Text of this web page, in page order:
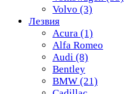
Volvo (3)
Лезвия
Acura (1)
Alfa Romeo
Audi (8)
Bentley
BMW (21)